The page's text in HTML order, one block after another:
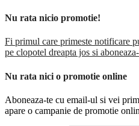
Nu rata nicio promotie!
Fi primul care primeste notificare
pe clopotel dreapta jos si
Nu rata nici o promotie online
Aboneaza-te cu email-ul si vei
apare o campanie de promotie